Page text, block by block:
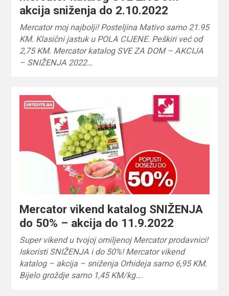
akcija sniženja do 2.10.2022
Mercator moj najbolji! Posteljina Mativo samo 21.95
KM. Klasični jastuk u POLA CIJENE. Peškiri već od
2,75 KM. Mercator katalog SVE ZA DOM – AKCIJA
– SNIŽENJA 2022…
Mercator vikend katalog SNIŽENJA
do 50% – akcija do 11.9.2022
Super vikend u tvojoj omiljenoj Mercator prodavnici!
Iskoristi SNIŽENJA i do 50%! Mercator vikend
katalog – akcija – sniženja Orhideja samo 6,95 KM.
Bijelo groždje samo 1,45 KM/kg….